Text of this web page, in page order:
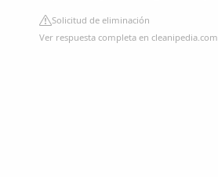
Solicitud de eliminación
Ver respuesta completa en cleanipedia.com